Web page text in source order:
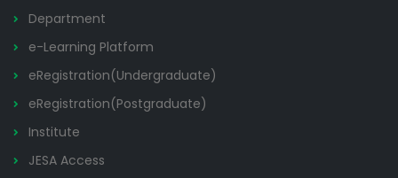
Department
e-Learning Platform
eRegistration(Undergraduate)
eRegistration(Postgraduate)
Institute
JESA Access